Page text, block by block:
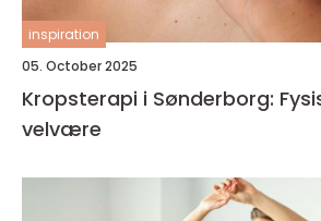
inspiration
05. October 2025
Kropsterapi i Sønderborg:
velvære